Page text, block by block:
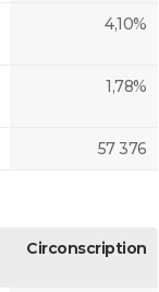
4,10%
1,78%
57 376
Circonscription